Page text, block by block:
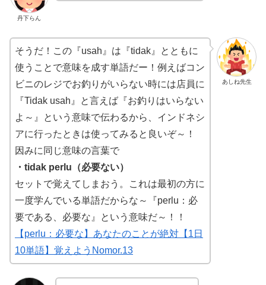
丹下らん
あしね先生
そうだ！この『usah』は『tidak』とともに
使うことで意味を成す単語だー！例えばコン
ビニのレジでお釣りがいらない時には店員に
『Tidak usah』と言えば『お釣りはいらない
よ～』という意味で伝わるから、インドネシ
アに行ったときは使ってみると良いぞ～！
因みに同じ意味の言葉で
・tidak perlu（必要ない）
セットで覚えてしまおう。これは最初の方に
一度学んでいる単語だからな～『perlu：必
要である、必要な』という意味だ～！！
【perlu：必要な】あなたのことが絶対【1日
10単語】覚えようNomor.13